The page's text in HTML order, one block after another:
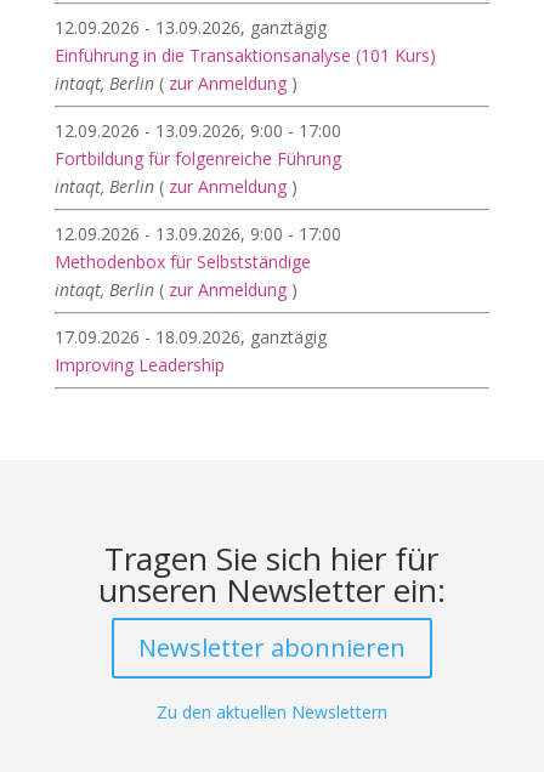
12.09.2026 - 13.09.2026, ganztägig
Einführung in die Transaktionsanalyse (101 Kurs)
intaqt, Berlin ( zur Anmeldung)
12.09.2026 - 13.09.2026, 9:00 - 17:00
Fortbildung für folgenreiche Führung
intaqt, Berlin ( zur Anmeldung)
12.09.2026 - 13.09.2026, 9:00 - 17:00
Methodenbox für Selbstständige
intaqt, Berlin ( zur Anmeldung)
17.09.2026 - 18.09.2026, ganztägig
Improving Leadership
Tragen Sie sich hier für
unseren Newsletter ein:
Newsletter abonnieren
Zu den aktuellen Newslettern